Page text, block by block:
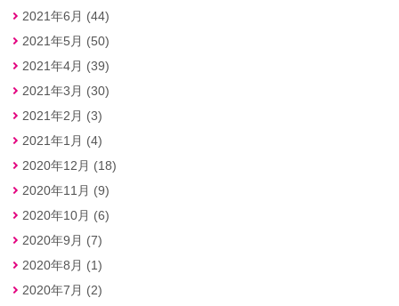
2021年6月 (44)
2021年5月 (50)
2021年4月 (39)
2021年3月 (30)
2021年2月 (3)
2021年1月 (4)
2020年12月 (18)
2020年11月 (9)
2020年10月 (6)
2020年9月 (7)
2020年8月 (1)
2020年7月 (2)